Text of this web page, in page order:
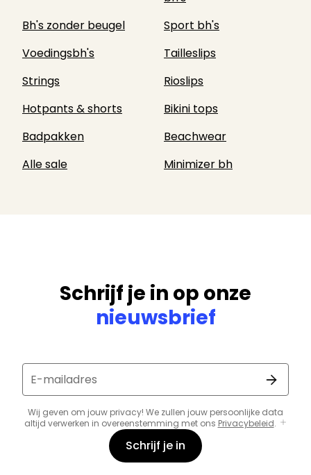
Bh's zonder beugel
Sport bh's
Voedingsbh's
Tailleslips
Strings
Rioslips
Hotpants & shorts
Bikini tops
Badpakken
Beachwear
Alle sale
Minimizer bh
Schrijf je in op onze
nieuwsbrief
E-mailadres
Wij geven om jouw privacy! We zullen jouw persoonlijke data
altijd verwerken in overeenstemming met ons Privacybeleid.
Schrijf je in